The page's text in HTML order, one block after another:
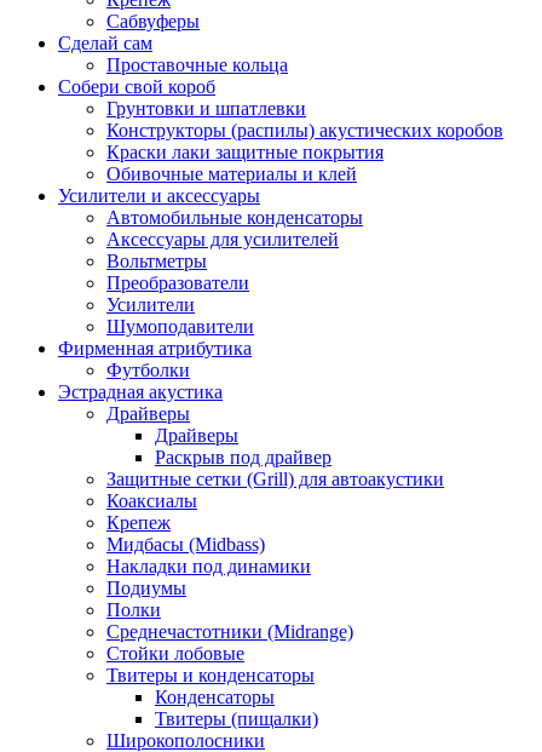
Сабвуферы
Сделай сам
Проставочные кольца
Собери свой короб
Грунтовки и шпатлевки
Конструкторы (распилы) акустических коробов
Краски лаки защитные покрытия
Обивочные материалы и клей
Усилители и аксессуары
Автомобильные конденсаторы
Аксессуары для усилителей
Вольтметры
Преобразователи
Усилители
Шумоподавители
Фирменная атрибутика
Футболки
Эстрадная акустика
Драйверы
Драйверы
Раскрыв под драйвер
Защитные сетки (Grill) для автоакустики
Коаксиалы
Крепеж
Мидбасы (Midbass)
Накладки под динамики
Подиумы
Полки
Среднечастотники (Midrange)
Стойки лобовые
Твитеры и конденсаторы
Конденсаторы
Твитеры (пищалки)
Широкополосники